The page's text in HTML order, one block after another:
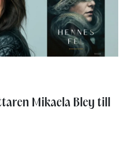
Mikaela Bley till